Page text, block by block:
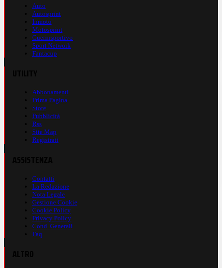
Auto
Autosprint
Inmoto
Motosprint
Guerinsportivo
Sport Network
Fantacup
Abbonamenti
Prima Pagina
Store
Pubblicità
Rss
Site Map
Registrati
Contatti
La Redazione
Nota Legale
Gestione Cookie
Cookie Policy
Privacy Policy
Cond. Generali
Faq